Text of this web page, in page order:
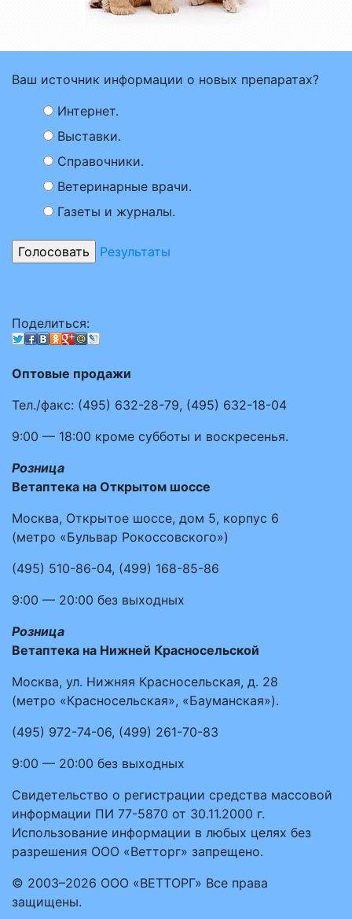
Ваш источник информации о новых препаратах?
Интернет.
Выставки.
Справочники.
Ветеринарные врачи.
Газеты и журналы.
Результаты
Поделиться:
Оптовые продажи
Тел./факс: (495) 632-28-79, (495) 632-18-04
9:00 — 18:00 кроме субботы и воскресенья.
Розница
Ветаптека на Открытом шоссе
Москва, Открытое шоссе, дом 5, корпус 6
(метро «Бульвар Рокоссовского»)
(495) 510-86-04, (499) 168-85-86
9:00 — 20:00 без выходных
Розница
Ветаптека на Нижней Красносельской
Москва, ул. Нижняя Красносельская, д. 28
(метро «Красносельская», «Бауманская»).
(495) 972-74-06, (499) 261-70-83
9:00 — 20:00 без выходных
Свидетельство о регистрации средства массовой
информации ПИ 77-5870 от 30.11.2000 г.
Использование информации в любых целях без
разрешения ООО «Ветторг» запрещено.
© 2003–2026 ООО «ВЕТТОРГ» Все права
защищены.